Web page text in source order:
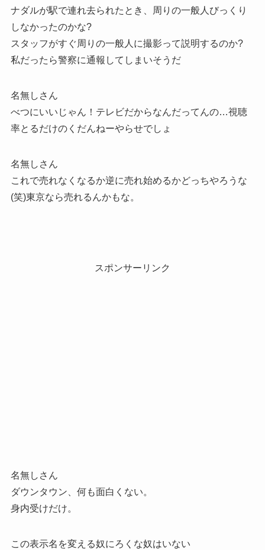
ナダルが駅で連れ去られたとき、周りの一般人びっくり
しなかったのかな?
スタッフがすぐ周りの一般人に撮影って説明するのか?
私だったら警察に通報してしまいそうだ
名無しさん
べつにいいじゃん！テレビだからなんだってんの…視聴
率とるだけのくだんねーやらせでしょ
名無しさん
これで売れなくなるか逆に売れ始めるかどっちやろうな
(笑)東京なら売れるんかもな。
スポンサーリンク
名無しさん
ダウンタウン、何も面白くない。
身内受けだけ。
この表示名を変える奴にろくな奴はいない